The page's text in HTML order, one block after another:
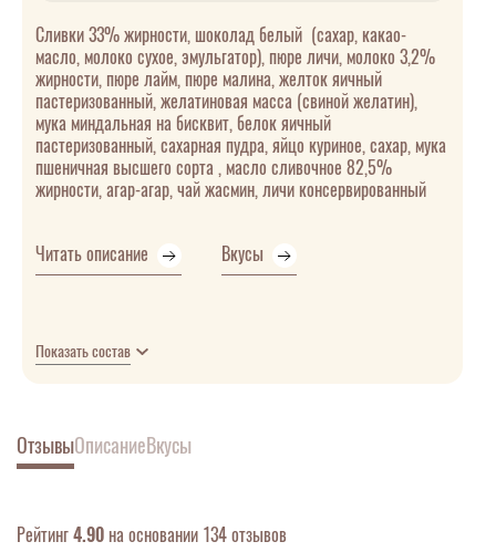
Сливки 33% жирности, шоколад белый (сахар, какао-
масло, молоко сухое, эмульгатор), пюре личи, молоко 3,2%
жирности, пюре лайм, пюре малина, желток яичный
пастеризованный, желатиновая масса (свиной желатин),
мука миндальная на бисквит, белок яичный
пастеризованный, сахарная пудра, яйцо куриное, сахар, мука
пшеничная высшего сорта , масло сливочное 82,5%
жирности, агар-агар, чай жасмин, личи консервированный
Читать описание Вкусы
Показать состав
ОтзывыОписаниеВкусы
Рейтинг4.90 на основании 134 отзывов